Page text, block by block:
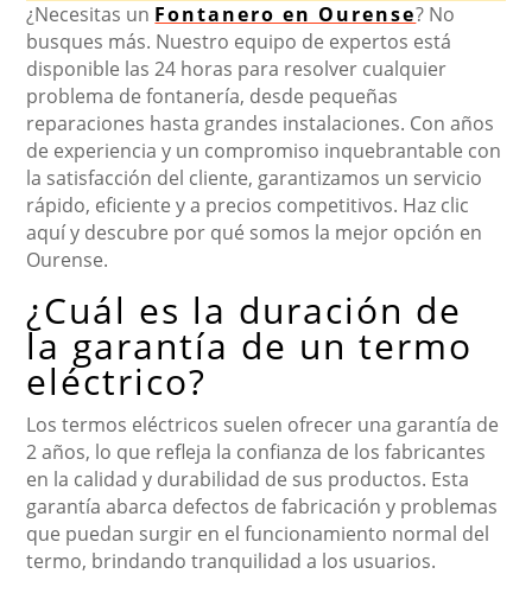
¿Necesitas un Fontanero en Ourense? No
busques más. Nuestro equipo de expertos está
disponible las 24 horas para resolver cualquier
problema de fontanería, desde pequeñas
reparaciones hasta grandes instalaciones. Con años
de experiencia y un compromiso inquebrantable con
la satisfacción del cliente, garantizamos un servicio
rápido, eficiente y a precios competitivos. Haz clic
aquí y descubre por qué somos la mejor opción en
Ourense.
¿Cuál es la duración de
la garantía de un termo
eléctrico?
Los termos eléctricos suelen ofrecer una garantía de
2 años, lo que refleja la confianza de los fabricantes
en la calidad y durabilidad de sus productos. Esta
garantía abarca defectos de fabricación y problemas
que puedan surgir en el funcionamiento normal del
termo, brindando tranquilidad a los usuarios.